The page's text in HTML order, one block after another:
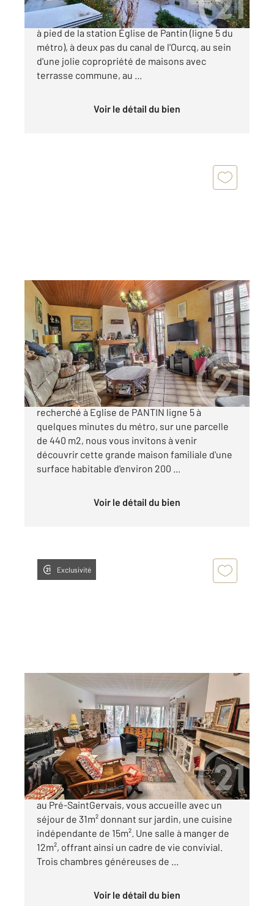
Au cœur de Pantin, à seulement trois minutes
à pied de la station Église de Pantin (ligne 5 du
métro), à deux pas du canal de l'Ourcq, au sein
d'une jolie copropriété de maisons avec
terrasse commune, au ...
Voir le détail du bien
PANTIN 93
198 m2, 11 pièces
Ref : 158345
Maison à vendre
1 165 000 €
PANTIN : Dans un secteur pavillonnaire
recherché à Eglise de PANTIN ligne 5 à
quelques minutes du métro, sur une parcelle
de 440 m2, nous vous invitons à venir
découvrir cette grande maison familiale d'une
surface habitable d'environ 200 ...
Voir le détail du bien
Exclusivité
LE PRE ST GERVAIS 93
, 7 pièces
Ref : 158002
Maison à vendre
795 000 €
Cette maison de 150m², idéalement implantée
au Pré-SaintGervais, vous accueille avec un
séjour de 31m² donnant sur jardin, une cuisine
indépendante de 15m². Une salle à manger de
12m², offrant ainsi un cadre de vie convivial.
Trois chambres généreuses de ...
Voir le détail du bien